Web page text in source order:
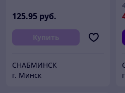
125.95 руб.
Купить
СНАБМИНСК
г. Минск